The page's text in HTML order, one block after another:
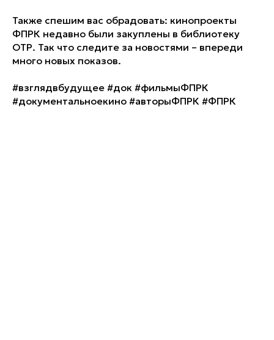
Также спешим вас обрадовать: кинопроекты
ФПРК недавно были закуплены в библиотеку
ОТР. Так что следите за новостями – впереди
много новых показов.
#взглядвбудущее #док #фильмыФПРК
#документальноекино #авторыФПРК #ФПРК